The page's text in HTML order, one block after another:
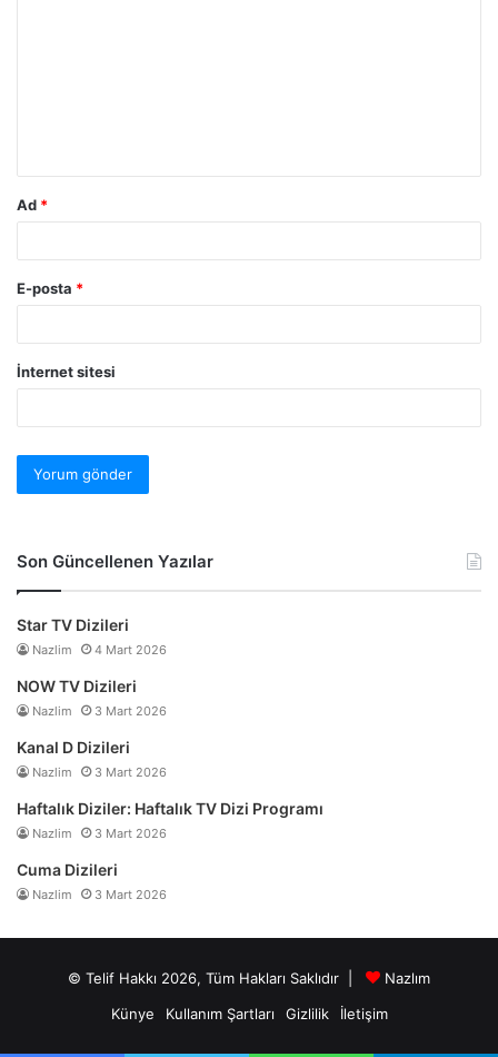
Ad *
E-posta *
İnternet sitesi
Son Güncellenen Yazılar
Star TV Dizileri
Nazlim 4 Mart 2026
NOW TV Dizileri
Nazlim 3 Mart 2026
Kanal D Dizileri
Nazlim 3 Mart 2026
Haftalık Diziler: Haftalık TV Dizi Programı
Nazlim 3 Mart 2026
Cuma Dizileri
Nazlim 3 Mart 2026
© Telif Hakkı 2026, Tüm Hakları Saklıdır |
Nazlım
Künye
Kullanım Şartları Gizlilik İletişim